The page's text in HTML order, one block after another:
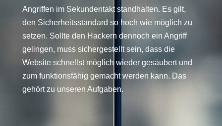
Angriffen im Sekundentakt standhalten. Es gilt,
den Sicherheitsstandard so hoch wie möglich zu
setzen. Sollte den Hackern dennoch ein Angriff
gelingen, muss sichergestellt sein, dass die
Website schnellst möglich wieder gesäubert und
zum funktionsfähig gemacht werden kann. Das
gehört zu unseren Aufgaben.